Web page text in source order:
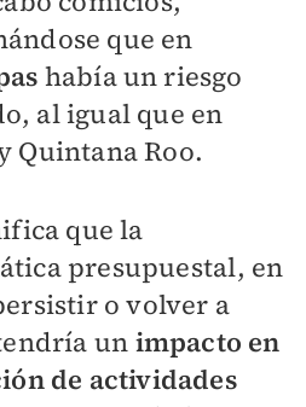
que en
había un riesgo
al igual que en
Quintana Roo.
que la
presupuestal, en
o volver a
unimpacto en
de actividades